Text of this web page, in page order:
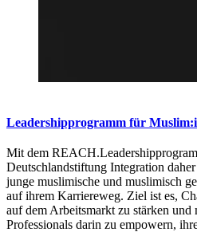
Leadershipprogramm für
Mit dem
Deutschlandstiftung Integration
junge muslimische und muslimisch
auf ihrem Karriereweg. Ziel ist es,
auf dem Arbeitsmarkt zu stärken und
Professionals darin zu empowern,